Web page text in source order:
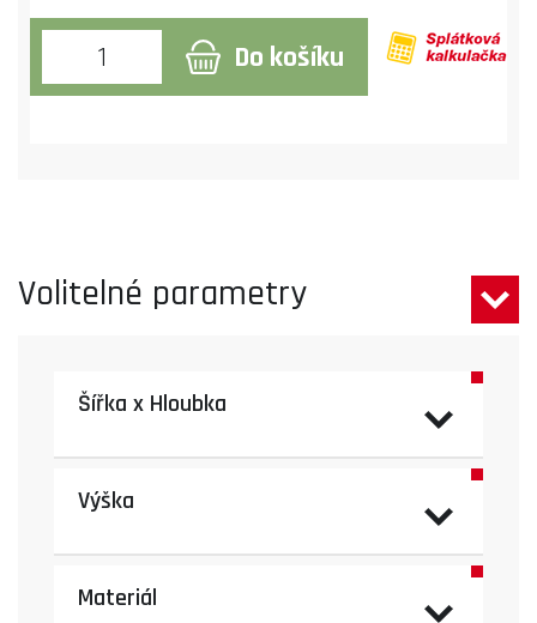
Do košíku
Volitelné parametry
Šířka x Hloubka
Výška
Materiál